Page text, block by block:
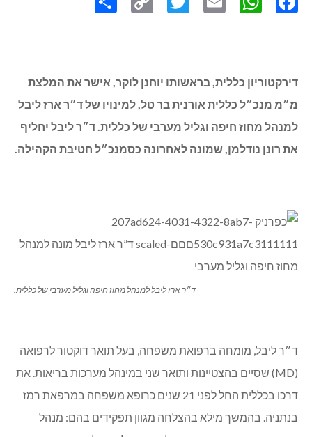
Facebook
WhatsApp
Email
Twitter
Copy
Link
Share